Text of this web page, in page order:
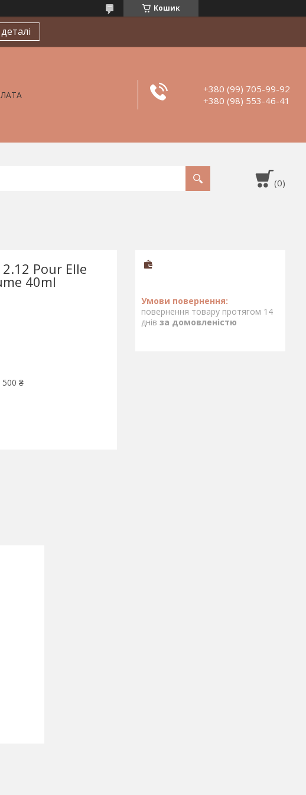
Кошик
деталі
+380 (99) 705-99-92
+380 (98) 553-46-41
Pour Elle
40ml
500 ₴
повернення товару протягом 14
днів за домовленістю